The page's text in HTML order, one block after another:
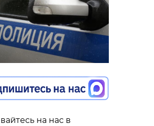
на нас в